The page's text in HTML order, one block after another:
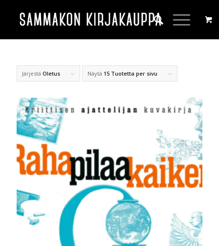
Järjestä Oletus Näytä 15 Tuotetta per sivu